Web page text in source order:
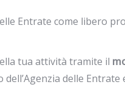
Entrate come libero
tua attività tramite il
delle